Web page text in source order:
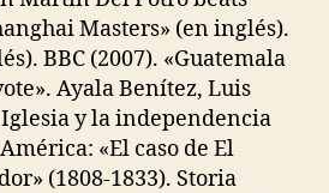
Masters» (en inglés).
BBC (2007). «Guatemala
Ayala Benítez, Luis
Iglesia y la independencia
«El caso de El
(1808-1833). Storia